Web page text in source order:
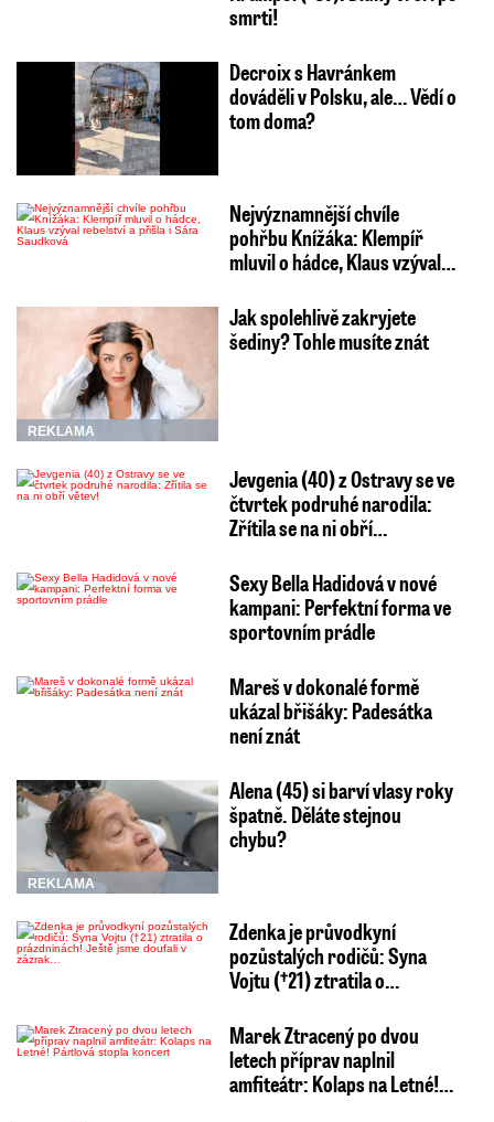
smrti!
Decroix s Havránkem
dováděli v Polsku, ale… Vědí o
tom doma?
Nejvýznamnější chvíle
pohřbu Knížáka: Klempíř
mluvil o hádce, Klaus vzýval…
REKLAMA
Jak spolehlivě zakryjete
šediny? Tohle musíte znát
Jevgenia (40) z Ostravy se ve
čtvrtek podruhé narodila:
Zřítila se na ni obří…
Sexy Bella Hadidová v nové
kampani: Perfektní forma ve
sportovním prádle
Mareš v dokonalé formě
ukázal břišáky: Padesátka
není znát
REKLAMA
Alena (45) si barví vlasy roky
špatně. Děláte stejnou
chybu?
Zdenka je průvodkyní
pozůstalých rodičů: Syna
Vojtu (†21) ztratila o…
Marek Ztracený po dvou
letech příprav naplnil
amfiteátr: Kolaps na Letné!…